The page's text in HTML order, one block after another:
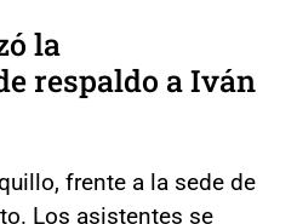
la
respaldo a Iván
frente a la sede de
Los asistentes se